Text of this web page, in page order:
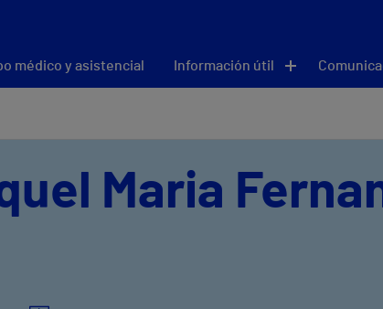
médico y asistencial Información útil
Maria